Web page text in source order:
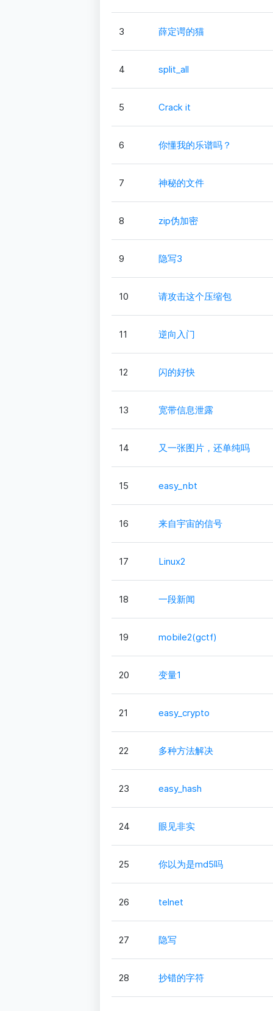
3 薛定谔的猫
4 split_all
5 Crack it
6 你懂我的乐谱吗？
7 神秘的文件
8 zip伪加密
9 隐写3
10 请攻击这个压缩包
11 逆向入门
12 闪的好快
13 宽带信息泄露
14 又一张图片，还单纯吗
15 easy_nbt
16 来自宇宙的信号
17 Linux2
18 一段新闻
19 mobile2(gctf)
20 变量1
21 easy_crypto
22 多种方法解决
23 easy_hash
24 眼见非实
25 你以为是md5吗
26 telnet
27 隐写
28 抄错的字符